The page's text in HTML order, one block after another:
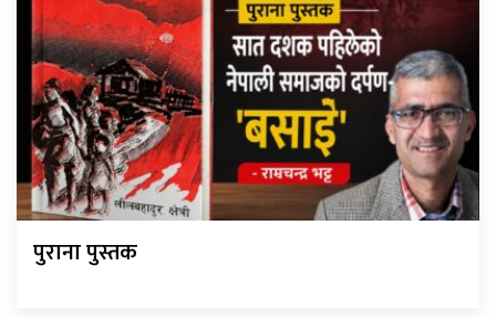
पुराना पुस्तक